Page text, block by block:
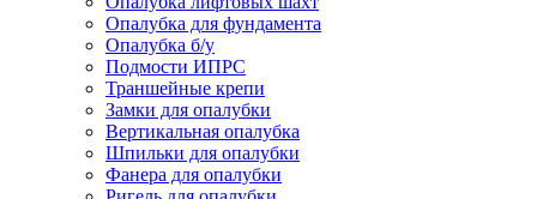
Опалубка для фундамента
Опалубка б/у
Подмости ИПРС
Траншейные крепи
Замки для опалубки
Вертикальная опалубка
Шпильки для опалубки
Фанера для опалубки